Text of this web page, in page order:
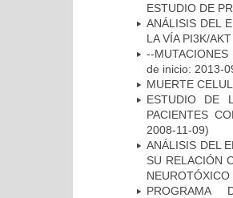
ESTUDIO DE
ANÁLISIS DEL
LA VÍA PI3K/
--
de inicio: 2013-
MUERTE
ESTUDIO DE
PACIENTES
2008-11-09)
ANÁLISIS DEL
SU RELACIÓN
NEUROTÓXICO
PROGRAMA